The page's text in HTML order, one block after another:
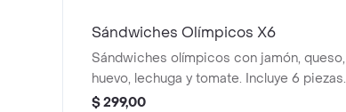
Sándwiches Olímpicos X6
Sándwiches olímpicos con jamón, queso,
huevo, lechuga y tomate. Incluye 6 piezas.
$ 299,00